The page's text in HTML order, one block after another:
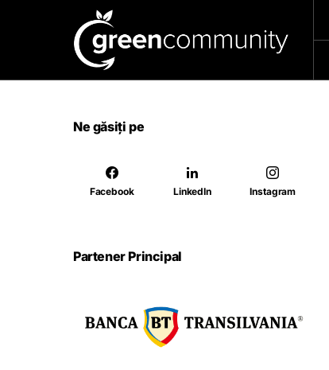
Ne găsiți pe
Facebook LinkedIn Instagram
Partener Principal